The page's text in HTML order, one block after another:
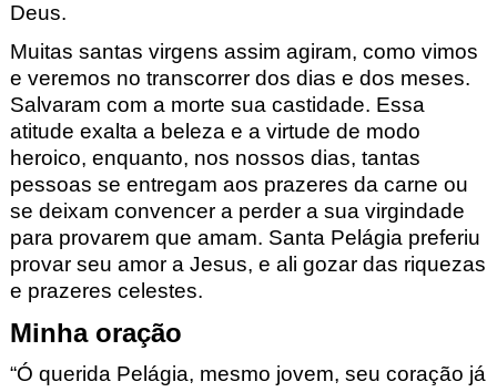
Deus.
Muitas santas virgens assim agiram, como vimos
e veremos no transcorrer dos dias e dos meses.
Salvaram com a morte sua castidade. Essa
atitude exalta a beleza e a virtude de modo
heroico, enquanto, nos nossos dias, tantas
pessoas se entregam aos prazeres da carne ou
se deixam convencer a perder a sua virgindade
para provarem que amam. Santa Pelágia preferiu
provar seu amor a Jesus, e ali gozar das riquezas
e prazeres celestes.
Minha oração
“Ó querida Pelágia, mesmo jovem, seu coração já